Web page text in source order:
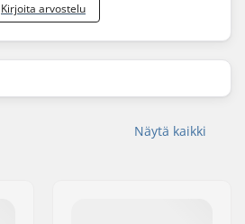
Kirjoita arvostelu
Näytä kaikki